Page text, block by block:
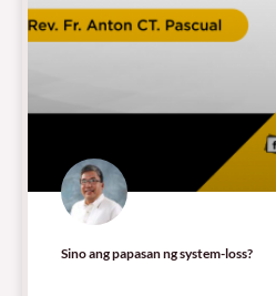
Sino ang papasan ng system-loss?